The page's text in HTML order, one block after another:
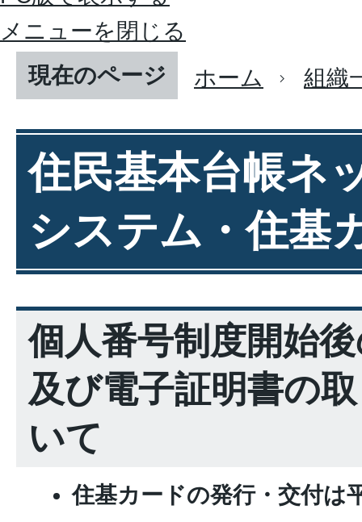
メニューを閉じる
現在のページ
ホーム 組織
住民基本台帳ネ
システム・住基
個人番号制度開始
及び電子証明書の
いて
住基カードの発行・交付は